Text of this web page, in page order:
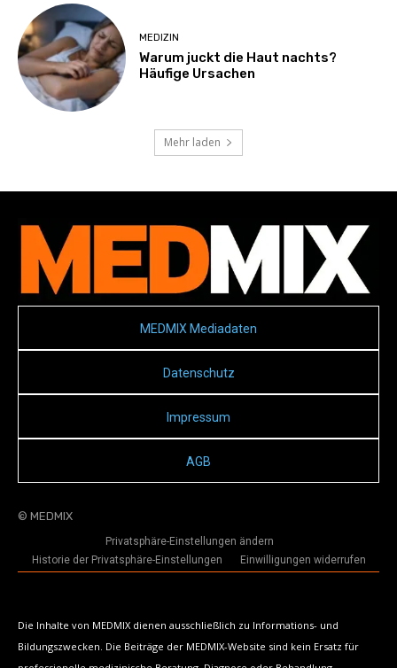
MEDIZIN
Warum juckt die Haut nachts?
Häufige Ursachen
Mehr laden
MEDMIX Mediadaten
Datenschutz
Impressum
AGB
© MEDMIX
Privatsphäre-Einstellungen ändern
Historie der Privatsphäre-Einstellungen
Einwilligungen widerrufen
Die Inhalte von MEDMIX dienen ausschließlich zu Informations- und
Bildungszwecken. Die Beiträge der MEDMIX-Website sind kein Ersatz für